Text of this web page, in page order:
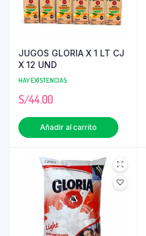
JUGOS GLORIA X 1 LT CJ
X 12 UND
HAY EXISTENCIAS
S/44.00
Añadir al carrito